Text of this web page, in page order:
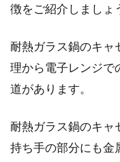
お
お
徴をご紹介しましょ
耐熱ガラス鍋のキャ
理から電子レンジで
道があります。
耐熱ガラス鍋のキャ
持ち手の部分にも金